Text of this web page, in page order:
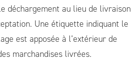
déchargement au lieu de livraison
Une étiquette indiquant le
est apposée à l’extérieur de
marchandises livrées.